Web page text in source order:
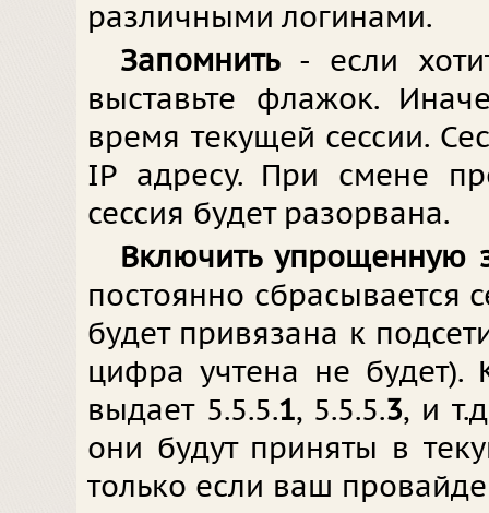
различными логинами.
Запомнить- если
выставьте флажок.
время текущей сессии.
IP адресу. При смене
сессия будет разорвана.
Включить упрощенную
постоянно сбрасывается
будет привязана к
цифра учтена не
выдает 5.5.5.1, 5.5.5.3, и
они будут приняты в
только если ваш